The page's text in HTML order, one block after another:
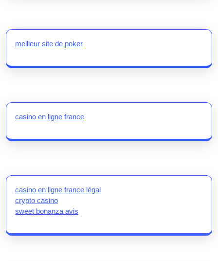
meilleur site de poker
casino en ligne france
casino en ligne france légal
crypto casino
sweet bonanza avis